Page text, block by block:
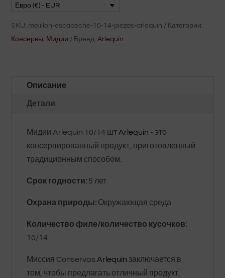
10/14
Евро (€) - EUR
SKU: mejillon-escabeche-10-14-piezas-arlequin
Категории:
Консервы, Мидии Бренд:Arlequín
Описание
Детали
Мидии Arlequín 10/14 штArlequín - это
консервированный продукт, приготовленный
традиционным способом.
Срок годности: 5 лет
Охрана природы: Окружающая среда
Количество филе/количество кусочков:
10/14
Миссия ConservasArlequín заключается в
том, чтобы предлагать отличный продукт,